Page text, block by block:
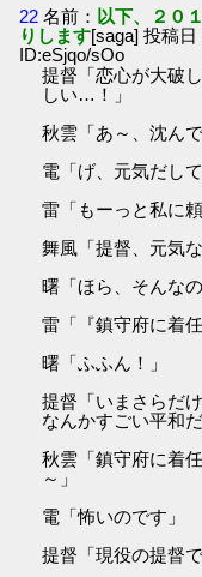
22 名前： 以下、２０
りします[saga] 投稿日
ID:eSjqo/sOo
提督「恋心が大破
しい…！」
秋雲「あ～、沈ん
電「げ、元気だし
雷「もーっと私に
舞風「提督、元気
曙「ほら、そんな
雷「『鎮守府に着
曙「ふふん！」
提督「いまさらだ
なんかすごい平和だ
秋雲「鎮守府に着
～」
電「怖いのです」
提督「現役の提督